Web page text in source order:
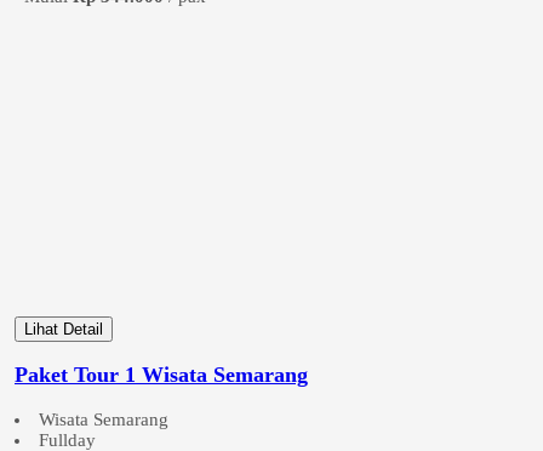
Lihat Detail
Paket Tour 1 Wisata Semarang
Wisata Semarang
Fullday